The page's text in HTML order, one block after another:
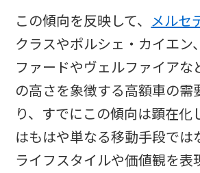
この傾向を反映して、 メルセ
クラスやポルシェ・カイエン
ファードやヴェルファイアな
の高さを象徴する高額車の需
り、すでにこの傾向は顕在化
はもはや単なる移動手段では
ライフスタイルや価値観を表